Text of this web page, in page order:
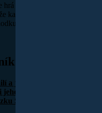
hrá veľmi významnú úlohu.
karate nie je gymnastika,
ale aj dlhšie. Preto s
Orava 2003
a jedno víťazstvo Svetového
tréner Jozef
Svetového pohára